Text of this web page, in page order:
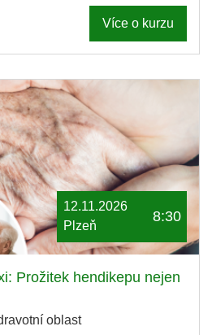
Více o kurzu
12.11.2026
Plzeň
8:30
Prožitek hendikepu nejen
oblast